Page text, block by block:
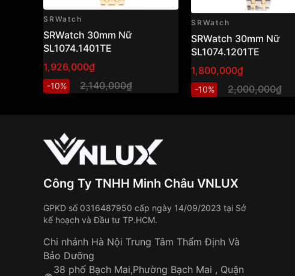
SRWatch
SRWatch 30mm Nữ
SL1074.1401TE
1,926,000₫
-10% 2,140,000₫
SRWatch
SRWatch 30mm Nữ
SL1074.1201TE
1,800,000₫
-10% 2,000,000₫
Công Ty TNHH Minh Châu VNLUX
GPKD số 0316487950 cấp ngày 14/09/2023 tại Sở
kế hoạch và Đầu tư TP.HCM.
Chi nhánh Hà Nội Trung Tâm Thẩm Định Và
Bảo Dưỡng
38 phố Bạch Mai,Phường Bạch Mai , Quận